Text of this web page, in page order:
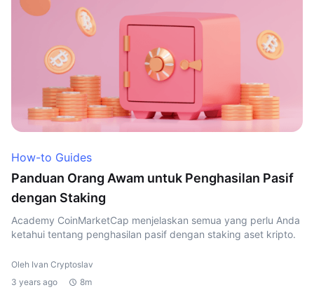
How-to Guides
Panduan Orang Awam untuk Penghasilan Pasif
dengan Staking
Academy CoinMarketCap menjelaskan semua yang perlu Anda
ketahui tentang penghasilan pasif dengan staking aset kripto.
Oleh Ivan Cryptoslav
3 years ago
8m